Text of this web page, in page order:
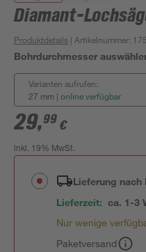
Diamant-
Produktdetails | Artikelnummer:
Bohrdurchmesser
Varianten aufrufen:
27 mm | online verfügbar
29,99 €
inkl. 19% MwSt.
Lieferung nach
Lieferzeit: ca. 1-3
Nur wenige
Paketversand